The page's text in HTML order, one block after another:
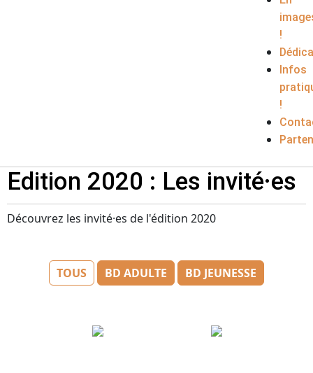
!
Infos
!
Edition 2020 : Les invité·es
Découvrez les invité·es de l'édition 2020
TOUS BD ADULTE BD JEUNESSE